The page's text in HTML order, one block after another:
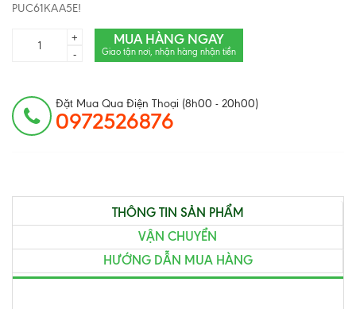
PUC61KAA5E!
+
-
MUA HÀNG NGAY
Giao tận nơi, nhận hàng nhận tiền
Đặt Mua Qua Điện Thoại (8h00 - 20h00)
0972526876
THÔNG TIN SẢN PHẨM
VẬN CHUYỂN
HƯỚNG DẪN MUA HÀNG